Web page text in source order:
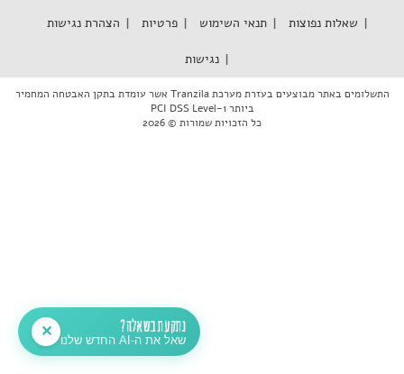
שאלות נפוצות תנאי השימוש פרטיות הצהרת נגישות
נגישות
התשלומים באתר מבוצעים בעזרת מערכת Tranzila אשר עומדת בתקן האבטחה המחמיר
ביותר PCI DSS Level-1
כל הזכויות שמורות © 2026
נתקעת בשאלה?
שאל את ה-AI החדש שלנו
✕